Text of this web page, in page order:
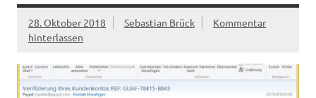
28. Oktober 2018 Sebastian Brück
Kommentar
hinterlassen